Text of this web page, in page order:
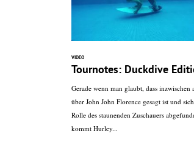
VIDEO
Tournotes: Duckdive
Gerade wenn man glaubt, dass inzwischen
über John John Florence gesagt ist und
Rolle des staunenden Zuschauers
kommt Hurley...